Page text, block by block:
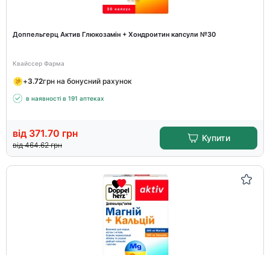
Доппельгерц Актив Глюкозамін + Хондроитин капсули №30
Квайссер Фарма
+3.72грн на бонусний рахунок
в наявності в 191 аптеках
від 371.70 грн
від 464.62грн
Купити